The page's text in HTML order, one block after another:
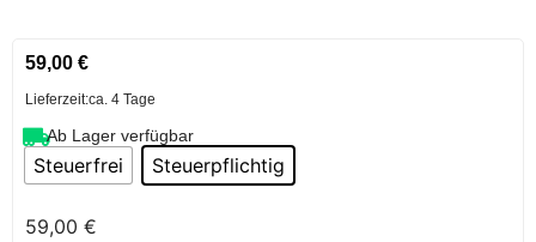
59,00 €
Lieferzeit:ca. 4 Tage
Ab Lager verfügbar
Steuerfrei Steuerpflichtig
59,00 €